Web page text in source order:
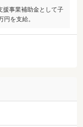
援事業補助金として子
円を支給。